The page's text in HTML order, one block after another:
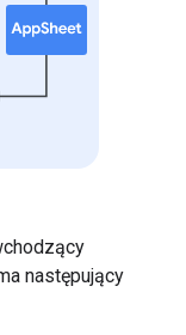
następujący